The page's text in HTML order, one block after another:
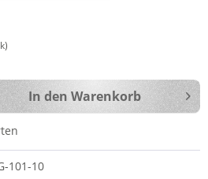
In den Warenkorb
101-10